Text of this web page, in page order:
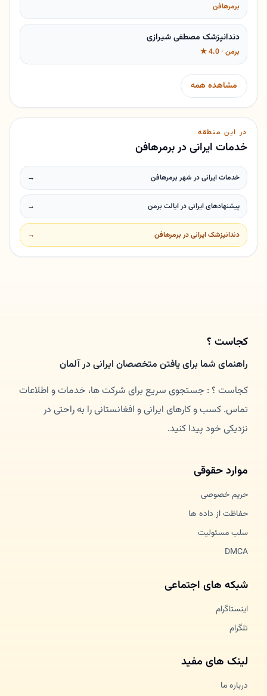
برمرهافن
دندانپزشک مصطفی شیرازی
برمن · 4.0 ★
مشاهده همه
در این منطقه
خدمات ایرانی در برمرهافن
خدمات ایرانی در شهر برمرهافن →
پیشنهادهای ایرانی در ایالت برمن →
دندانپزشک ایرانی در برمرهافن →
کجاست ؟
راهنمای شما برای یافتن متخصصان ایرانی در آلمان
کجاست ؟ : جستجوی سریع برای شرکت ها، خدمات و اطلاعات
تماس. کسب و کارهای ایرانی و افغانستانی را به راحتی در
نزدیکی خود پیدا کنید.
موارد حقوقی
حریم خصوصی
حفاظت از داده ها
سلب مسئولیت
DMCA
شبکه های اجتماعی
اینستاگرام
تلگرام
لینک های مفید
درباره ما